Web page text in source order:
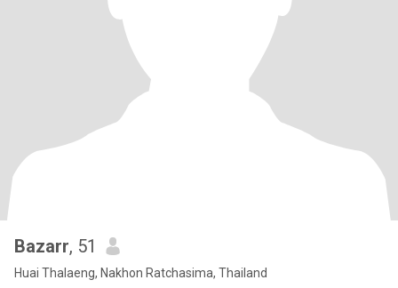
Bazarr, 51
Huai Thalaeng, Nakhon Ratchasima, Thailand